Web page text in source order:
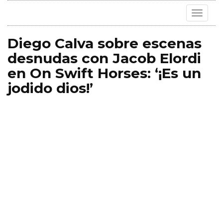
Toggle
Diego Calva sobre escenas
desnudas con Jacob Elordi
en On Swift Horses: ‘¡Es un
jodido dios!’